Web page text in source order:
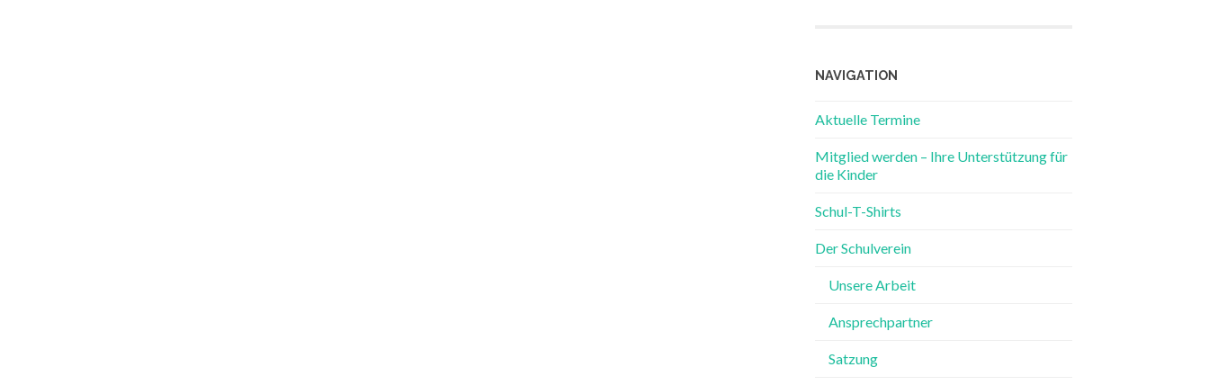
NAVIGATION
Aktuelle Termine
Mitglied werden – Ihre Unterstützung für
die Kinder
Schul-T-Shirts
Der Schulverein
Unsere Arbeit
Ansprechpartner
Satzung